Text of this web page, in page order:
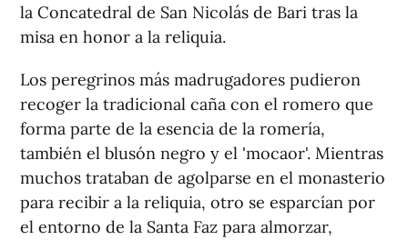
la Concatedral de San Nicolás de Bari tras la
misa en honor a la reliquia.
Los peregrinos más madrugadores pudieron
recoger la tradicional caña con el romero que
forma parte de la esencia de la romería,
también el blusón negro y el 'mocaor'. Mientras
muchos trataban de agolparse en el monasterio
para recibir a la reliquia, otro se esparcían por
el entorno de la Santa Faz para almorzar,